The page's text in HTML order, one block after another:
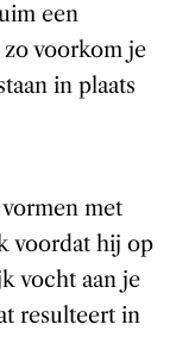
een
voorkom je
in plaats
met
voordat hij op
vocht aan je
resulteert in